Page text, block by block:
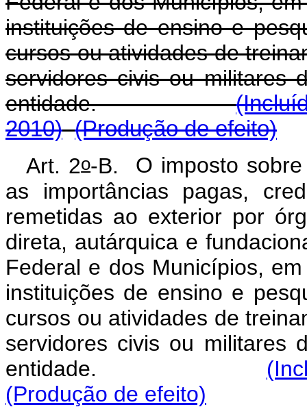
instituições de ensino e
cursos ou atividades de
servidores civis ou militares
entidade.
2010) (Produção de efeito)
Art. 2o-B. O imposto
as importâncias pagas,
remetidas ao exterior por
direta, autárquica e
Federal e dos Municípios,
instituições de ensino e
cursos ou atividades de
servidores civis ou militares
entidade.
(Produção de efeito)